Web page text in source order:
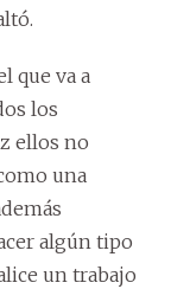
que va a
los
ellos no
una
algún tipo
un trabajo